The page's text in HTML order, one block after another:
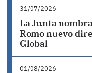
31/07/2026
La Junta
Romo nuevo
Global
01/08/2026